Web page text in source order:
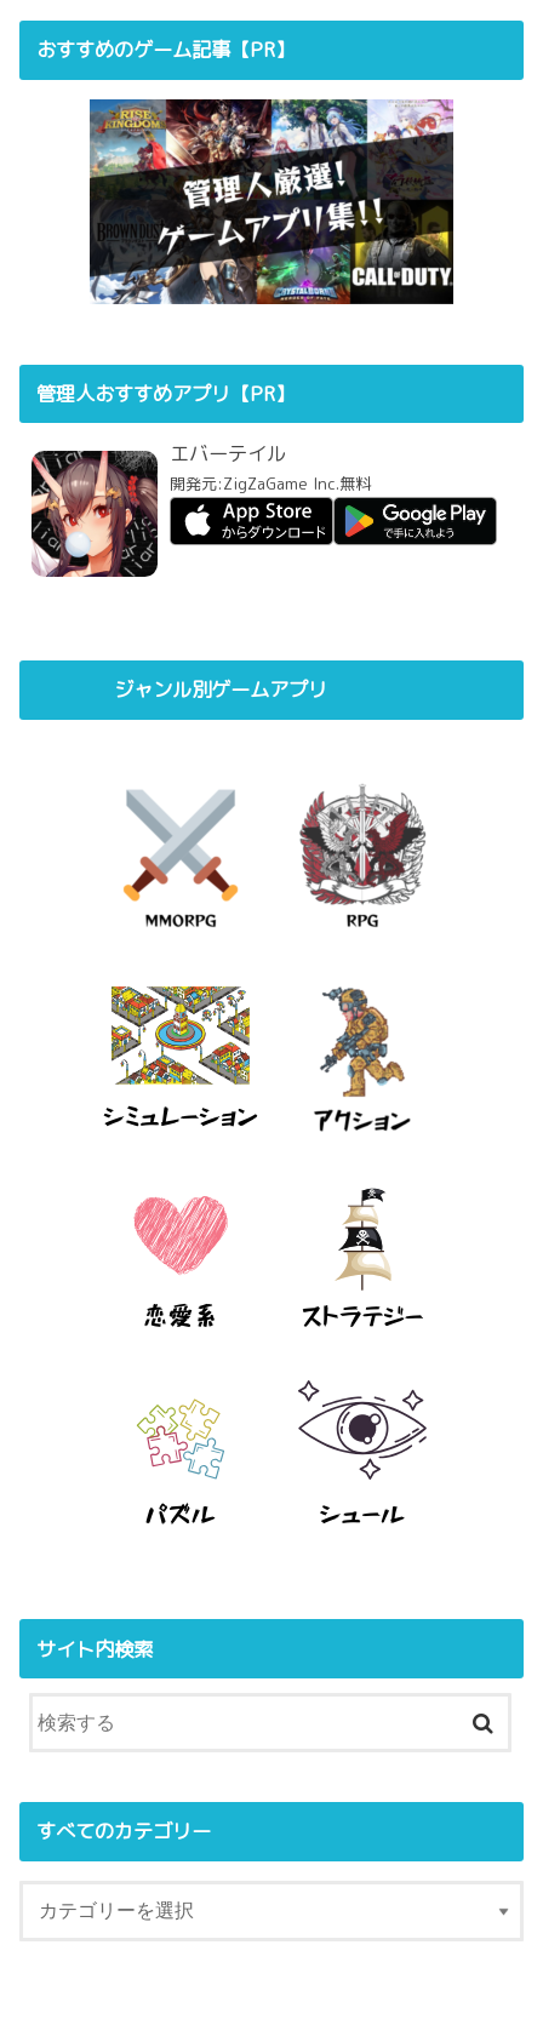
おすすめのゲーム記事【PR】
管理人おすすめアプリ【PR】
エバーテイル
開発元:ZigZaGame Inc.無料
ジャンル別ゲームアプリ
サイト内検索
すべてのカテゴリー